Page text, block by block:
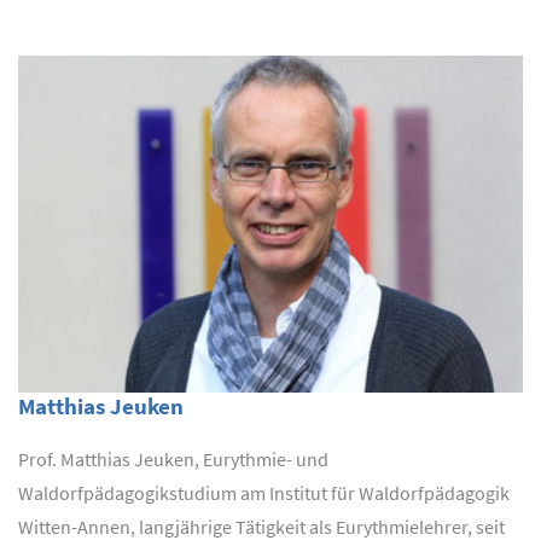
Matthias Jeuken
Prof. Matthias Jeuken, Eurythmie- und
Waldorfpädagogikstudium am Institut für Waldorfpädagogik
Witten-Annen, langjährige Tätigkeit als Eurythmielehrer, seit